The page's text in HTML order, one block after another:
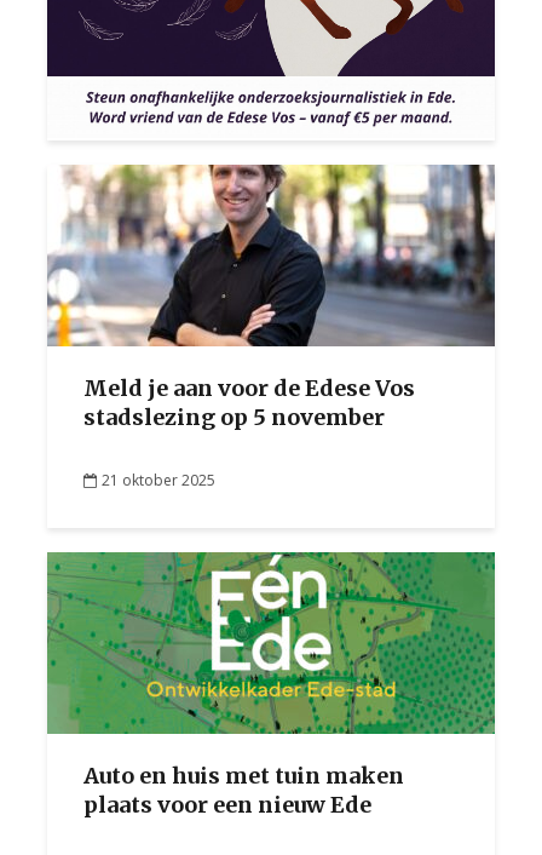
Meld je aan voor de Edese Vos
stadslezing op 5 november
21 oktober 2025
Auto en huis met tuin maken
plaats voor een nieuw Ede